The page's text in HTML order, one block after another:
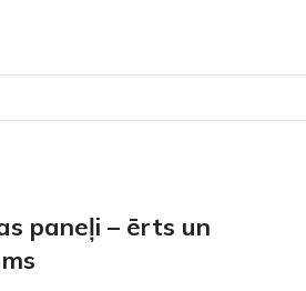
paneļi – ērts un